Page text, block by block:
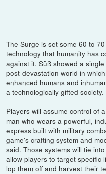
The Surge is set some 60 to
technology that humanity has
against it. Süß showed a
post-devastation world in
enhanced humans and
a technologically gifted society.
Players will assume control of
man who wears a powerful,
express built with military
game's crafting system and
said. Those systems will tie
allow players to target specific
lop them off and harvest their